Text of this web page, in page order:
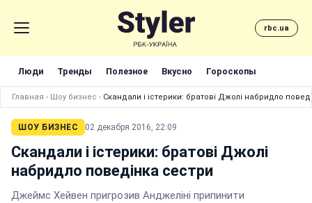
rbc.ua
Люди Тренды Полезное Вкусно Гороскопы
Главная › Шоу бизнес › Скандали і істерики: братові Джолі набридло
ШОУ БИЗНЕС 02 декабря 2016, 22:09
Скандали і істерики: братові Джолі
набридло поведінка сестри
Джеймс Хейвен пригрозив Анджеліні припинити